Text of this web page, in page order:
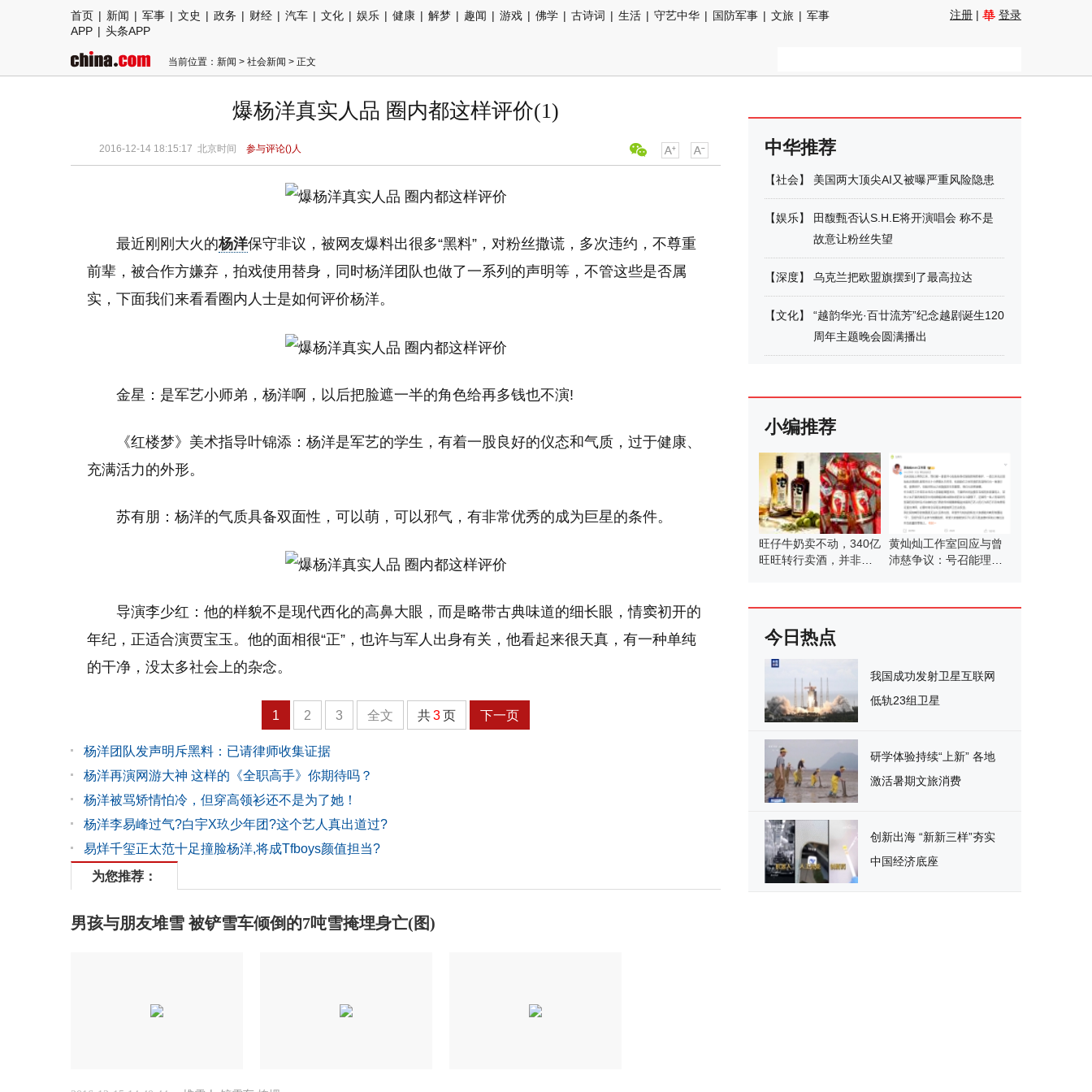
首页 | 新闻 | 军事 | 文史 | 政务 | 财经 | 汽车 | 文化 | 娱乐 | 健康 | 解梦 | 趣闻 | 游戏 | 佛学 | 古诗词 | 生活 | 守艺中华 | 国防军事 | 文旅 | 军事
APP | 头条APP
注册 | 登录
当前位置： 新闻 > 社会新闻 > 正文
爆杨洋真实人品 圈内都这样评价(1)
2016-12-14 18:15:17 北京时间 参与评论()人
最近刚刚大火的杨洋保守非议，被网友爆料出很多“黑料”，对粉丝撒谎，多次违约，不尊重
前辈，被合作方嫌弃，拍戏使用替身，同时杨洋团队也做了一系列的声明等，不管这些是否属
实，下面我们来看看圈内人士是如何评价杨洋。
金星：是军艺小师弟，杨洋啊，以后把脸遮一半的角色给再多钱也不演!
《红楼梦》美术指导叶锦添：杨洋是军艺的学生，有着一股良好的仪态和气质，过于健康、
充满活力的外形。
苏有朋：杨洋的气质具备双面性，可以萌，可以邪气，有非常优秀的成为巨星的条件。
导演李少红：他的样貌不是现代西化的高鼻大眼，而是略带古典味道的细长眼，情窦初开的
年纪，正适合演贾宝玉。他的面相很“正”，也许与军人出身有关，他看起来很天真，有一种单纯
的干净，没太多社会上的杂念。
1 2 3 全文 共3页 下一页
杨洋团队发声明斥黑料：已请律师收集证据
杨洋再演网游大神 这样的《全职高手》你期待吗？
杨洋被骂矫情怕冷，但穿高领衫还不是为了她！
杨洋李易峰过气?白宇X玖少年团?这个艺人真出道过?
易烊千玺正太范十足撞脸杨洋,将成Tfboys颜值担当?
为您推荐：
男孩与朋友堆雪 被铲雪车倾倒的7吨雪掩埋身亡(图)
中华推荐
【社会】 美国两大顶尖AI又被曝严重风险隐患
【娱乐】
田馥甄否认S.H.E将开演唱会 称不是
故意让粉丝失望
【深度】 乌克兰把欧盟旗摆到了最高拉达
【文化】
“越韵华光·百廿流芳”纪念越剧诞生120
周年主题晚会圆满播出
小编推荐
旺仔牛奶卖不动，340亿
旺旺转行卖酒，并非首
黄灿灿工作室回应与曾
沛慈争议：号召能理智
今日热点
我国成功发射卫星互联网
低轨23组卫星
研学体验持续“上新” 各地
激活暑期文旅消费
创新出海 “新新三样”夯实
中国经济底座